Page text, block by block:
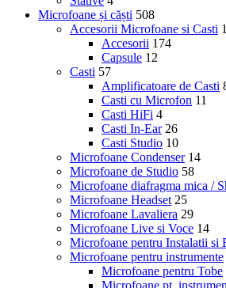
Microfoane și căști 508
Accesorii Microfoane si Casti
Accesorii 174
Capsule 12
Casti 57
Amplificatoare de Casti
Casti cu Microfon 11
Casti HiFi 4
Casti In-Ear 26
Casti Studio 10
Microfoane Condenser 14
Microfoane de Studio 58
Microfoane diafragma mica /
Microfoane Headset 25
Microfoane Lavaliera 29
Microfoane Live si Voce 14
Microfoane pentru Instalatii si
Microfoane pentru instrumente
Microfoane pentru Tobe
Microfoane pt.